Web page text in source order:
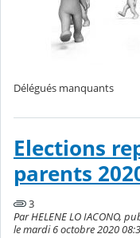
Délégués manquants
Elections
parents
3
Par HELENE LO IACONO,
le mardi 6 octobre 2020